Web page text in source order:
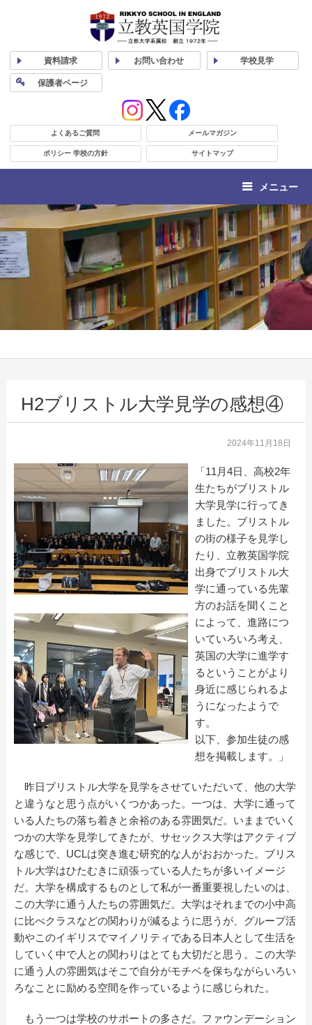
資料請求 お問い合わせ 学校見学
保護者ページ
よくあるご質問 メールマガジン
ポリシー 学校の方針 サイトマップ
メニュー
H2ブリストル大学見学の感想④
2024年11月18日
「11月4日、高校2年
生たちがブリストル
大学見学に行ってき
ました。ブリストル
の街の様子を見学し
たり、立教英国学院
出身でブリストル大
学に通っている先輩
方のお話を聞くこと
によって、進路につ
いていろいろ考え、
英国の大学に進学す
るということがより
身近に感じられるよ
うになったようで
す。
以下、参加生徒の感
想を掲載します。」
昨日ブリストル大学を見学をさせていただいて、他の大学
と違うなと思う点がいくつかあった。一つは、大学に通って
いる人たちの落ち着きと余裕のある雰囲気だ。いままでいく
つかの大学を見学してきたが、サセックス大学はアクティブ
な感じで、UCLは突き進む研究的な人がおおかった。ブリス
トル大学はひたむきに頑張っている人たちが多いイメージ
だ。大学を構成するものとして私が一番重要視したいのは、
この大学に通う人たちの雰囲気だ。大学はそれまでの小中高
に比べクラスなどの関わりが減るように思うが、グループ活
動やこのイギリスでマイノリティである日本人として生活を
していく中で人との関わりはとても大切だと思う。この大学
に通う人の雰囲気はそこで自分がモチベを保ちながらいろい
ろなことに励める空間を作っているように感じられた。
もう一つは学校のサポートの多さだ。ファウンデーション